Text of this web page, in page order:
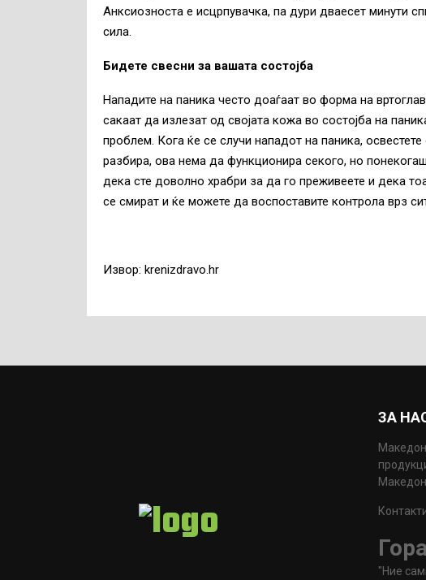
Анксиозноста е исцрпувачка, па дури дваесет минути
сила.
Бидете свесни за вашата состојба
Нападите на паника често доаѓаат во форма на
сакаат да излезат од својата кожа во состојба на
проблем. Кога ќе се случи нападот на паника,
разбира, ова нема да функционира секого, но
дека сте доволно храбри за да го преживеете и дека
се смират и ќе можете да воспоставите контрола врз
Извор: krenizdravo.hr
ЗА
"Ние